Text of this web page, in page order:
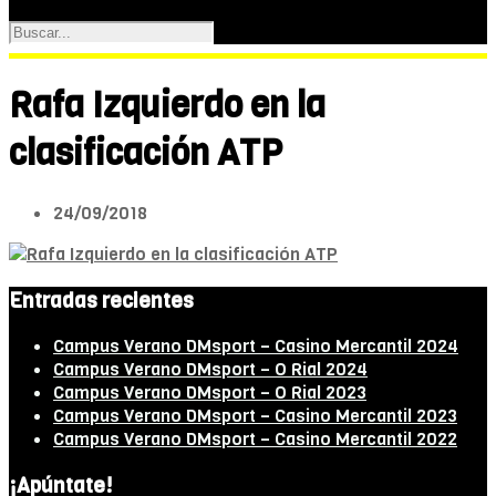
Rafa Izquierdo en la
clasificación ATP
24/09/2018
Entradas recientes
Campus Verano DMsport – Casino Mercantil 2024
Campus Verano DMsport – O Rial 2024
Campus Verano DMsport – O Rial 2023
Campus Verano DMsport – Casino Mercantil 2023
Campus Verano DMsport – Casino Mercantil 2022
¡Apúntate!